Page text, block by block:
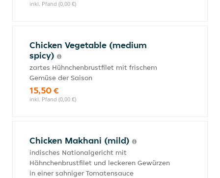
inkl. Pfand (0,00 €)
Chicken Vegetable (medium
spicy)
zartes Hühnchenbrustfilet mit frischem
Gemüse der Saison
15,50 €
inkl. Pfand (0,00 €)
Chicken Makhani (mild)
indisches Nationalgericht mit
Hähnchenbrustfilet und leckeren Gewürzen
in einer sahniger Tomatensauce